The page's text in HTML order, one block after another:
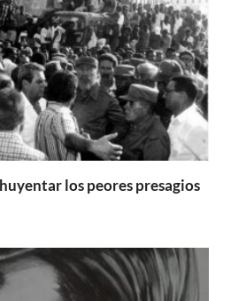
los peores presagios